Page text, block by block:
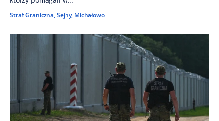
Straż Graniczna,Sejny, Michałowo